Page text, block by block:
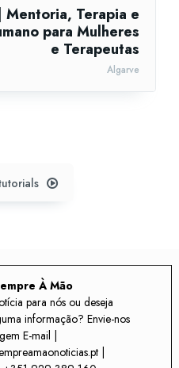
Mentoria, Terapia e
para Mulheres
e Terapeutas
Algarve
À Mão
para nós ou deseja
informação? Envie-nos
E-mail |
|